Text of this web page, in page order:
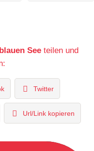
Seeteilen und
Twitter
Url/Link kopieren